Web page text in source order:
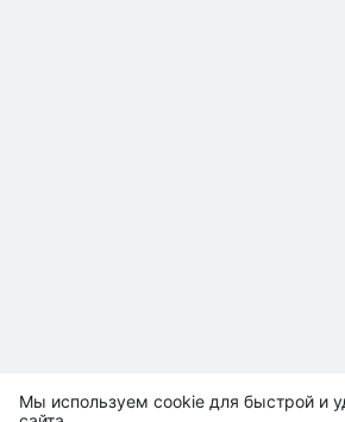
Мы используем cookie для быстрой и